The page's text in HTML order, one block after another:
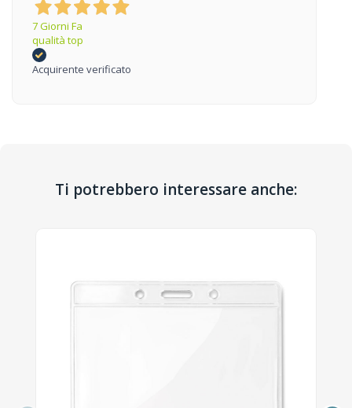
7 Giorni Fa
qualità top
Acquirente verificato
Ti potrebbero interessare anche: